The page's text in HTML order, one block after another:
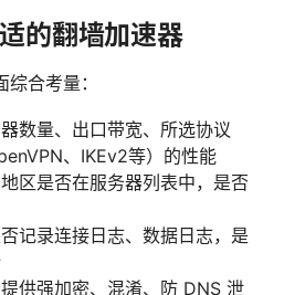
的翻墙加速器
合考量：
数量、出口带宽、所选协议
、IKEv2等）的性能
区是否在服务器列表中，是否
记录连接日志、数据日志，是
供强加密、混淆、防 DNS 泄